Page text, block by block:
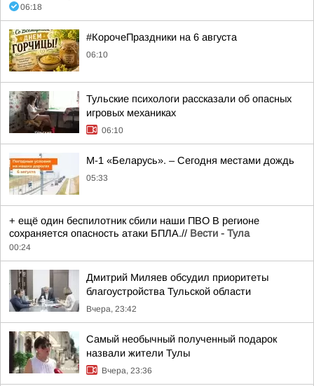
06:18
#КорочеПраздники на 6 августа
06:10
Тульские психологи рассказали об опасных
игровых механиках
06:10
М-1 «Беларусь». – Сегодня местами дождь
05:33
+ ещё один беспилотник сбили наши ПВО В регионе
сохраняется опасность атаки БПЛА.// Вести - Тула
00:24
Дмитрий Миляев обсудил приоритеты
благоустройства Тульской области
Вчера, 23:42
Самый необычный полученный подарок
назвали жители Тулы
Вчера, 23:36